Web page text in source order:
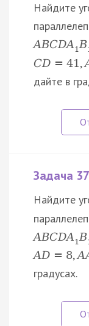
Найдите
ABCDA1B
CD = 41 ,
дайте в
Задача
Найдите
ABCDA 1B
AD = 8,A
градусах.